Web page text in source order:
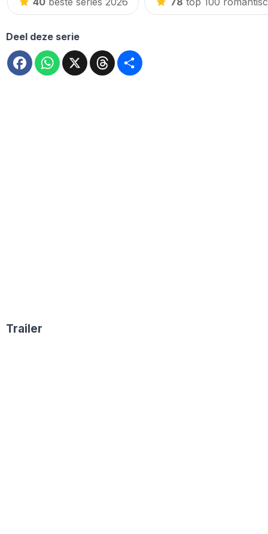
Deel deze serie
FacebookWhatsApp
X Threads
Trailer